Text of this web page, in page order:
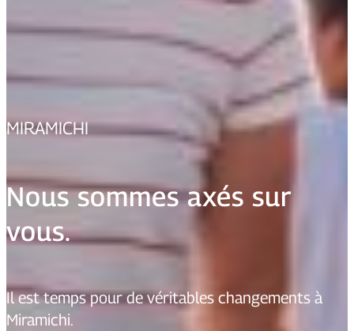
Nous sommes axés sur
vous.
MIRAMICHI
Il est temps pour de véritables changements à
Miramichi.